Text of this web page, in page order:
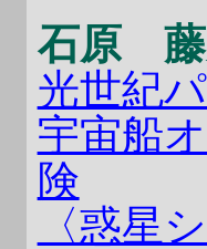
石原
光世紀
宇宙船
険
〈惑星